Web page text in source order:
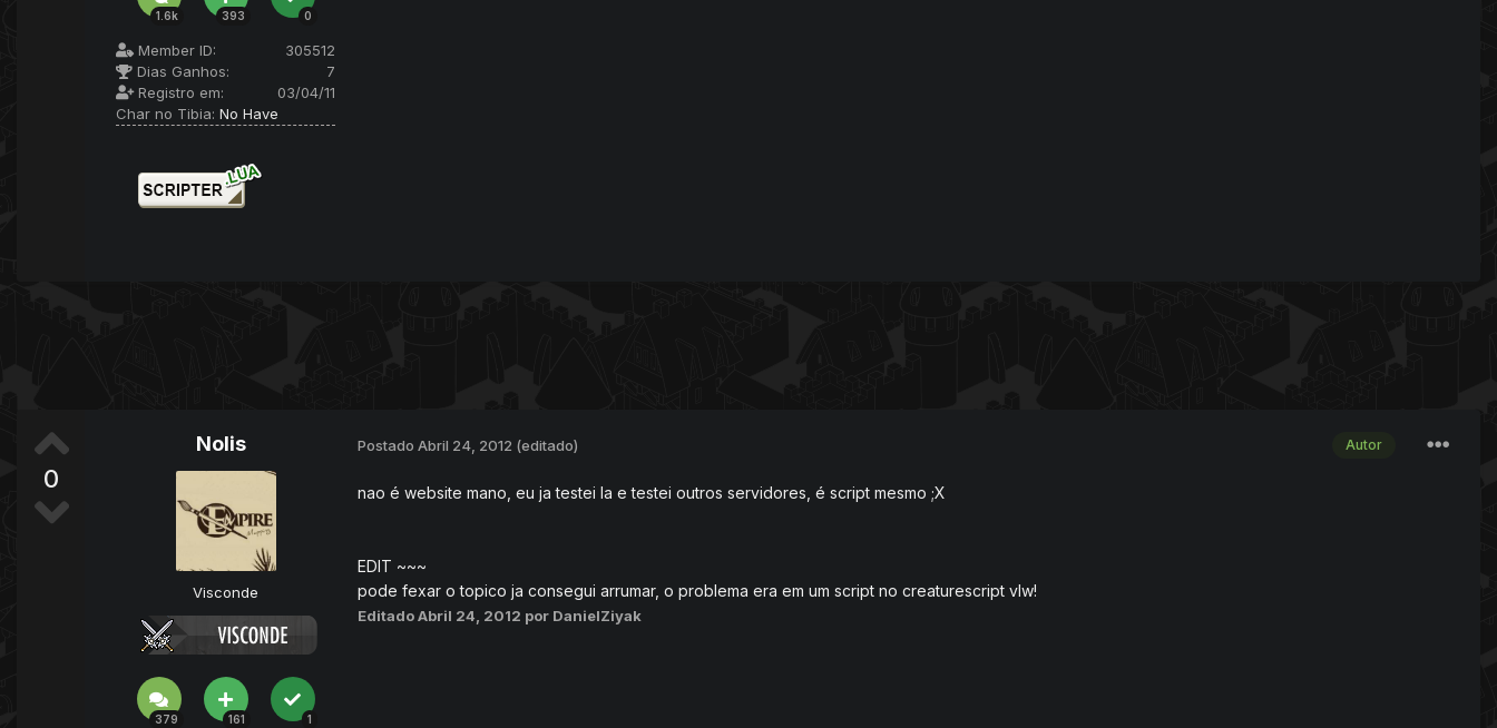
1.6k 393 0
Member ID:
305512
Dias Ganhos:
7
Registro em:
03/04/11
Char no Tibia: No Have
0
Nolis
Visconde
379 161 1
Autor
Postado Abril 24, 2012 (editado)
nao é website mano, eu ja testei la e testei outros servidores, é script mesmo ;X
EDIT ~~~
pode fexar o topico ja consegui arrumar, o problema era em um script no creaturescript vlw!
EditadoAbril 24, 2012 por DanielZiyak